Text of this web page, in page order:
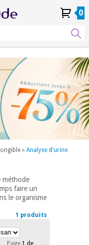
0
» Analyse d'urine
méthode
faire un
le organisme
1 produits
Page1 de